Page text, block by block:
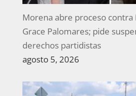
Morena abre proceso contra
Grace Palomares; pide
derechos partidistas
agosto 5, 2026